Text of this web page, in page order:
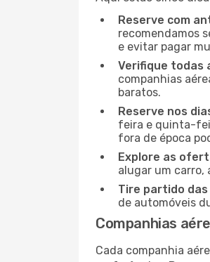
Reserve com
recomendamos
e evitar pagar
Verifique todas
companhias
baratos.
Reserve nos
feira e quinta-
fora de época
Explore as
alugar um carro,
Tire partido
de automóveis
Companhias
Cada companhia